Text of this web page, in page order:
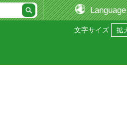
Language
文字サイズ